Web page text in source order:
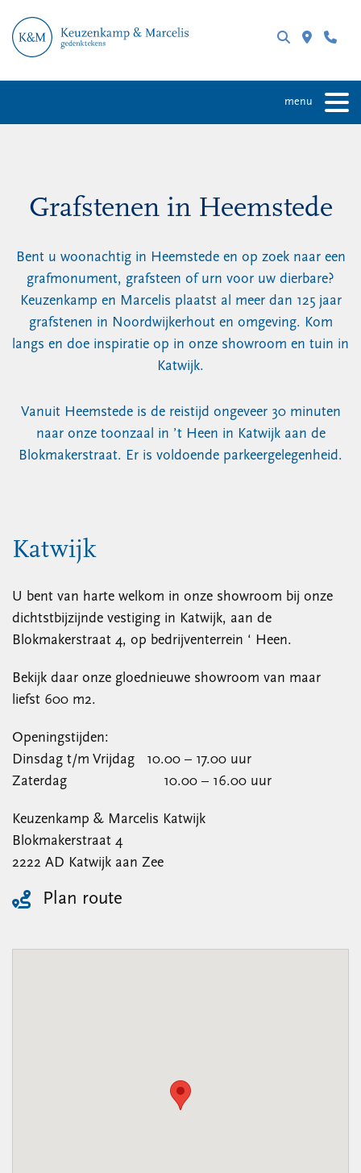
menu
Grafstenen in Heemstede
Bent u woonachtig in Heemstede en op zoek naar een
grafmonument, grafsteen of urn voor uw dierbare?
Keuzenkamp en Marcelis plaatst al meer dan 125 jaar
grafstenen in Noordwijkerhout en omgeving. Kom
langs en doe inspiratie op in onze showroom en tuin in
Katwijk.
Vanuit Heemstede is de reistijd ongeveer 30 minuten
naar onze toonzaal in ’t Heen in Katwijk aan de
Blokmakerstraat. Er is voldoende parkeergelegenheid.
Katwijk
U bent van harte welkom in onze showroom bij onze
dichtstbijzijnde vestiging in Katwijk, aan de
Blokmakerstraat 4, op bedrijventerrein ‘ Heen.
Bekijk daar onze gloednieuwe showroom van maar
liefst 600 m2.
Openingstijden:
Dinsdag t/m Vrijdag 10.00 – 17.00 uur
Zaterdag 10.00 – 16.00 uur
Keuzenkamp & Marcelis Katwijk
Blokmakerstraat 4
2222 AD Katwijk aan Zee
Plan route